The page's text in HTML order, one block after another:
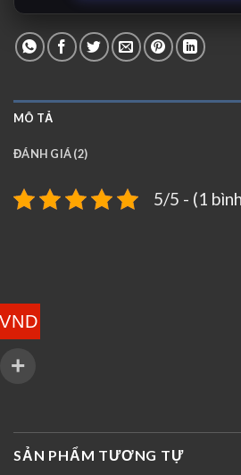
MÔ TẢ
ĐÁNH GIÁ (2)
5/5 - (1
SẢN PHẨM TƯƠNG TỰ
VND